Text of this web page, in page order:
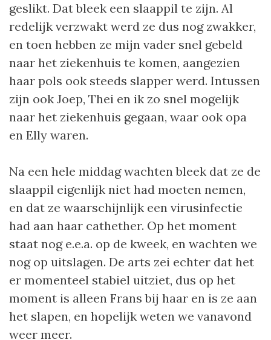
geslikt. Dat bleek een slaappil te zijn. Al
redelijk verzwakt werd ze dus nog zwakker,
en toen hebben ze mijn vader snel gebeld
naar het ziekenhuis te komen, aangezien
haar pols ook steeds slapper werd. Intussen
zijn ook Joep, Thei en ik zo snel mogelijk
naar het ziekenhuis gegaan, waar ook opa
en Elly waren.
Na een hele middag wachten bleek dat ze de
slaappil eigenlijk niet had moeten nemen,
en dat ze waarschijnlijk een virusinfectie
had aan haar cathether. Op het moment
staat nog e.e.a. op de kweek, en wachten we
nog op uitslagen. De arts zei echter dat het
er momenteel stabiel uitziet, dus op het
moment is alleen Frans bij haar en is ze aan
het slapen, en hopelijk weten we vanavond
weer meer.